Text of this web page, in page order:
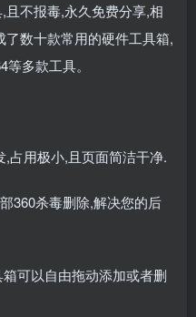
且不报毒,永久免费分享,相
数十款常用的硬件工具箱,
多款工具。
占用极小,且页面简洁干净.
360杀毒删除,解决您的后
可以自由拖动添加或者删